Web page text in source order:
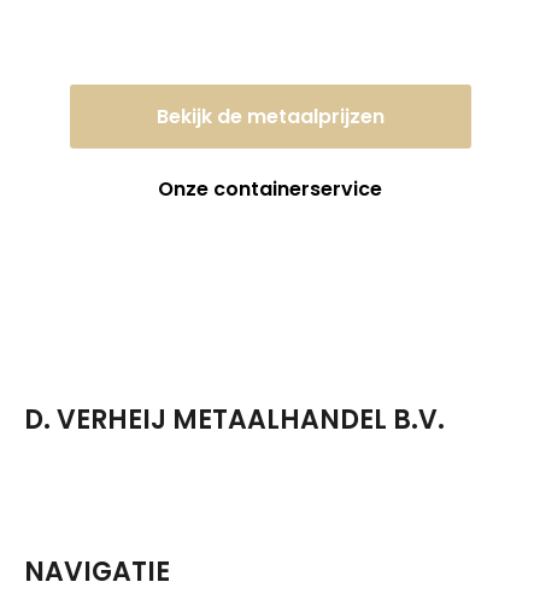
Bekijk de metaalprijzen
Onze containerservice
D. VERHEIJ METAALHANDEL B.V.
NAVIGATIE